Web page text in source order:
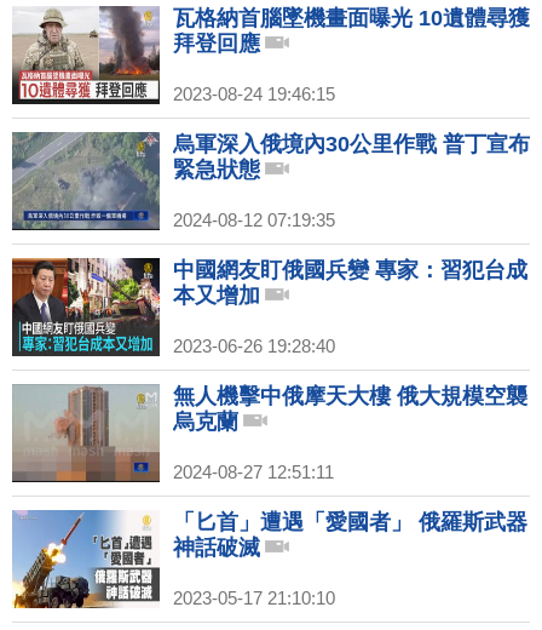
瓦格納首腦墜機畫面曝光 10遺體尋獲
拜登回應
2023-08-24 19:46:15
烏軍深入俄境內30公里作戰 普丁宣布
緊急狀態
2024-08-12 07:19:35
中國網友盯俄國兵變 專家：習犯台成
本又增加
2023-06-26 19:28:40
無人機擊中俄摩天大樓 俄大規模空襲
烏克蘭
2024-08-27 12:51:11
「匕首」遭遇「愛國者」 俄羅斯武器
神話破滅
2023-05-17 21:10:10